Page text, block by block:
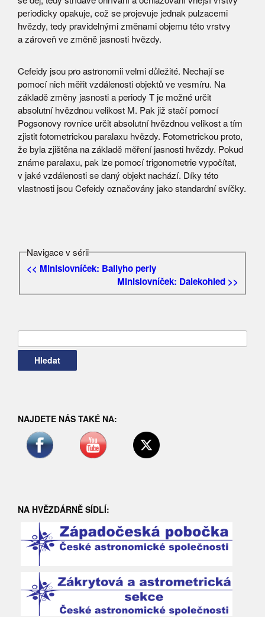
periodicky opakuje, což se projevuje jednak pulzacemi
hvězdy, tedy pravidelnými změnami objemu této vrstvy
a zároveň ve změně jasnosti hvězdy.
Cefeidy jsou pro astronomii velmi důležité. Nechají se
pomocí nich měřit vzdálenosti objektů ve vesmíru. Na
základě změny jasnosti a periody T je možné určit
absolutní hvězdnou velikost M. Pak již stačí pomocí
Pogsonovy rovnice určit absolutní hvězdnou velikost a tím
zjistit fotometrickou paralaxu hvězdy. Fotometrickou proto,
že byla zjištěna na základě měření jasnosti hvězdy. Pokud
známe paralaxu, pak lze pomocí trigonometrie vypočítat,
v jaké vzdálenosti se daný objekt nachází. Díky této
vlastnosti jsou Cefeidy označovány jako standardní svíčky.
Navigace v sérii
<< Minislovníček: Bailyho perly
Minislovníček: Dalekohled >>
NAJDETE NÁS TAKÉ NA:
NA HVĚZDÁRNĚ SÍDLÍ: